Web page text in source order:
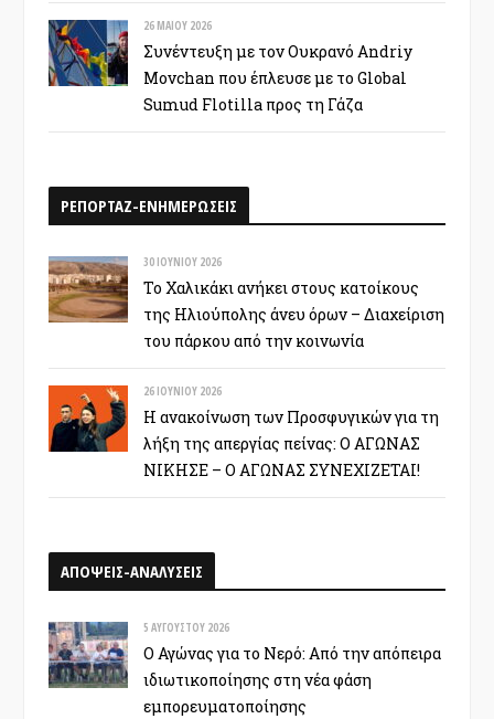
26 ΜΑΪ́ΟΥ 2026
Συνέντευξη με τον Ουκρανό Andriy
Movchan που έπλευσε με το Global
Sumud Flotilla προς τη Γάζα
ΡΕΠΟΡΤΑΖ-ΕΝΗΜΕΡΩΣΕΙΣ
30 ΙΟΥΝΊΟΥ 2026
Το Χαλικάκι ανήκει στους κατοίκους
της Ηλιούπολης άνευ όρων – Διαχείριση
του πάρκου από την κοινωνία
26 ΙΟΥΝΊΟΥ 2026
Η ανακοίνωση των Προσφυγικών για τη
λήξη της απεργίας πείνας: Ο ΑΓΩΝΑΣ
ΝΙΚΗΣΕ – Ο ΑΓΩΝΑΣ ΣΥΝΕΧΙΖΕΤΑΙ!
ΑΠΟΨΕΙΣ-ΑΝΑΛΥΣΕΙΣ
5 ΑΥΓΟΎΣΤΟΥ 2026
Ο Αγώνας για το Νερό: Από την απόπειρα
ιδιωτικοποίησης στη νέα φάση
εμπορευματοποίησης